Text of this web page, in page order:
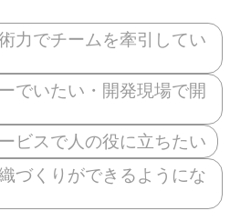
力でチームを牽引してい
でいたい・開発現場で開
ビスで人の役に立ちたい
づくりができるようにな